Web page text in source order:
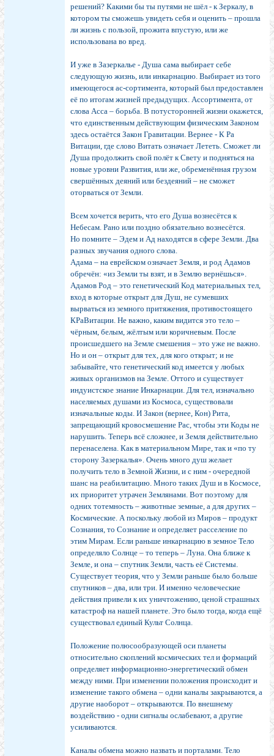
решений? Какими бы ты путями не шёл - к Зеркалу, в
котором ты сможешь увидеть себя и оценить – прошла
ли жизнь с пользой, прожита впустую, или же
использована во вред.
И уже в Зазеркалье - Душа сама выбирает себе
следующую жизнь, или инкарнацию. Выбирает из того
имеющегося ас-сортимента, который был предоставлен
её по итогам жизней предыдущих. Ассортимента, от
слова Асса – борьба. В потусторонней жизни окажется,
что единственным действующим физическим Законом
здесь остаётся Закон Гравитации. Вернее - К Ра
Витации, где слово Витать означает Лететь. Сможет ли
Душа продолжить свой полёт к Свету и подняться на
новые уровни Развития, или же, обременённая грузом
свершённых деяний или бездеяний – не сможет
оторваться от Земли.
Всем хочется верить, что его Душа вознесётся к
Небесам. Рано или поздно обязательно вознесётся.
Но помните – Эдем и Ад находятся в сфере Земли. Два
разных звучания одного слова.
Адама – на еврейском означает Земля, и род Адамов
обречён: «из Земли ты взят, и в Землю вернёшься».
Адамов Род – это генетический Код материальных тел,
вход в которые открыт для Душ, не сумевших
вырваться из земного притяжения, противостоящего
КРаВитации. Не важно, каким видится это тело –
чёрным, белым, жёлтым или коричневым. После
происшедшего на Земле смешения – это уже не важно.
Но и он – открыт для тех, для кого открыт; и не
забывайте, что генетический код имеется у любых
живых организмов на Земле. Оттого и существует
индуистское знание Инкарнации. Для тел, изначально
населяемых душами из Космоса, существовали
изначальные коды. И Закон (вернее, Кон) Рита,
запрещающий кровосмешение Рас, чтобы эти Коды не
нарушить. Теперь всё сложнее, и Земля действительно
перенаселена. Как в материальном Мире, так и «по ту
сторону Зазеркалья». Очень много душ желает
получить тело в Земной Жизни, и с ним - очередной
шанс на реабилитацию. Много таких Душ и в Космосе,
их приоритет утрачен Землянами. Вот поэтому для
одних тотемность – животные земные, а для других –
Космические. А поскольку любой из Миров – продукт
Сознания, то Сознание и определяет расселение по
этим Мирам. Если раньше инкарнацию в земное Тело
определяло Солнце – то теперь – Луна. Она ближе к
Земле, и она – спутник Земли, часть её Системы.
Существует теория, что у Земли раньше было больше
спутников – два, или три. И именно человеческие
действия привели к их уничтожению, ценой страшных
катастроф на нашей планете. Это было тогда, когда ещё
существовал единый Культ Солнца.
Положение полюсообразующей оси планеты
относительно скоплений космических тел и формаций
определяет информационно-энергетический обмен
между ними. При изменении положения происходит и
изменение такого обмена – одни каналы закрываются, а
другие наоборот – открываются. По внешнему
воздействию - одни сигналы ослабевают, а другие
усиливаются.
Каналы обмена можно назвать и порталами. Тело